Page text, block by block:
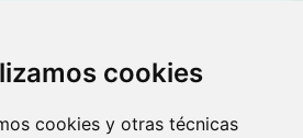
cookies
cookies y otras técnicas